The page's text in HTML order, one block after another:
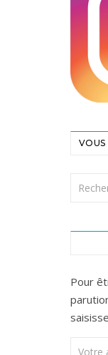
VOUS
Pour
Votre